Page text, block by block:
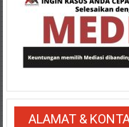
ALAMAT &